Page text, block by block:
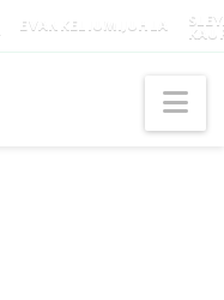
EVANKELIUMIJUHLA